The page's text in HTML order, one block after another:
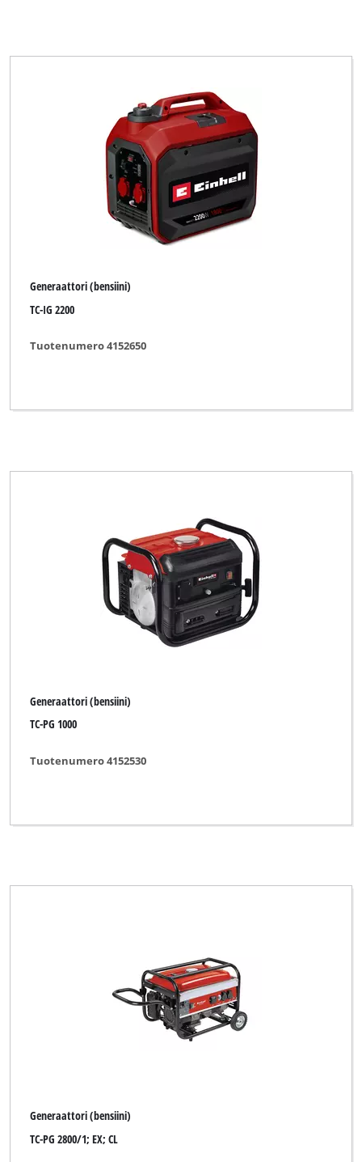
Generaattori (bensiini)
TC-IG 2200
Tuotenumero 4152650
Generaattori (bensiini)
TC-PG 1000
Tuotenumero 4152530
Generaattori (bensiini)
TC-PG 2800/1; EX; CL